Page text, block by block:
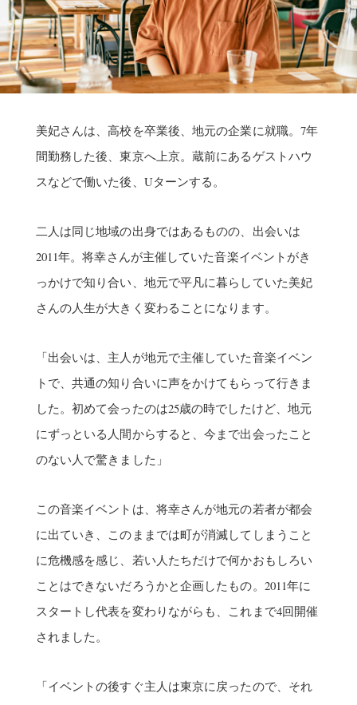
美妃さんは、高校を卒業後、地元の企業に就職。7年
間勤務した後、東京へ上京。蔵前にあるゲストハウ
スなどで働いた後、Uターンする。
二人は同じ地域の出身ではあるものの、出会いは
2011年。将幸さんが主催していた音楽イベントがき
っかけで知り合い、地元で平凡に暮らしていた美妃
さんの人生が大きく変わることになります。
「出会いは、主人が地元で主催していた音楽イベン
トで、共通の知り合いに声をかけてもらって行きま
した。初めて会ったのは25歳の時でしたけど、地元
にずっといる人間からすると、今まで出会ったこと
のない人で驚きました」
この音楽イベントは、将幸さんが地元の若者が都会
に出ていき、このままでは町が消滅してしまうこと
に危機感を感じ、若い人たちだけで何かおもしろい
ことはできないだろうかと企画したもの。2011年に
スタートし代表を変わりながらも、これまで4回開催
されました。
「イベントの後すぐ主人は東京に戻ったので、それ